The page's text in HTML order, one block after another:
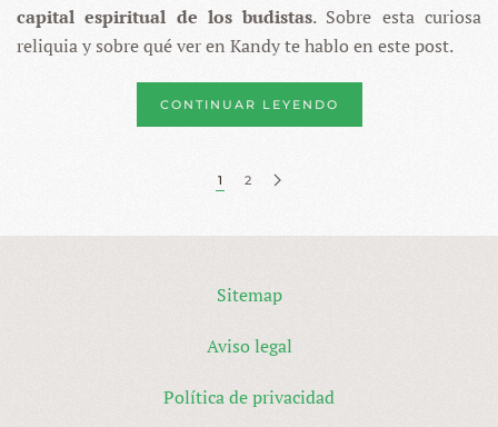
capital espiritual de los budistas. Sobre esta curiosa
reliquia y sobre qué ver en Kandy te hablo en este post.
CONTINUAR LEYENDO
1 2
Sitemap
Aviso legal
Política de privacidad